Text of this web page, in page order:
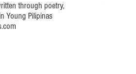
through poetry,
Young Pilipinas